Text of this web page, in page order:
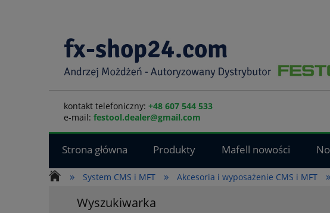
kontakt telefoniczny: +48 607 544 533
e-mail: festool.dealer@gmail.com
Strona główna Produkty Mafell nowości
»
System CMS i MFT » Akcesoria i wyposażenie CMS i MFT »
Wyszukiwarka